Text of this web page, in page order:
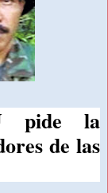
pide la
de las